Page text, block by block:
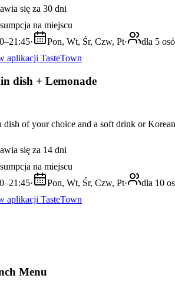
się za 30 dni
na miejscu
· Pon, Wt, Śr, Czw, Pt·
dla 5
aplikacji TasteTown
dish + Lemonade
dish of your choice and a soft drink or
się za 14 dni
na miejscu
· Pon, Wt, Śr, Czw, Pt·
dla 10
aplikacji TasteTown
Menu